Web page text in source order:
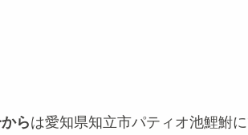
らは愛知県知立市パティオ池鯉鮒